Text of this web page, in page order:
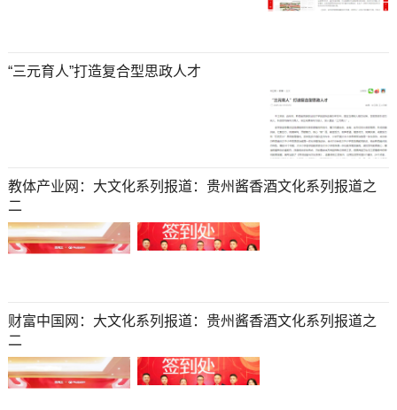
“三元育人”打造复合型思政人才
教体产业网：大文化系列报道：贵州酱香酒文化系列报道之
二
财富中国网：大文化系列报道：贵州酱香酒文化系列报道之
二